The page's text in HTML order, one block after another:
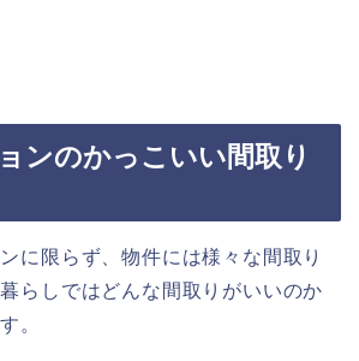
ンのかっこいい間取り
に限らず、物件には様々な間取り
らしではどんな間取りがいいのか
。